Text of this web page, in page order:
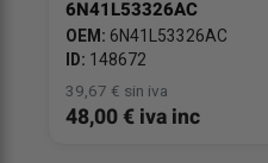
6N41L53326AC
OEM: 6N41L53326AC
ID: 148672
39,67 € sin iva
48,00 € iva inc